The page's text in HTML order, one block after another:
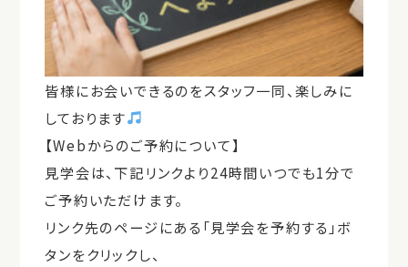
皆様にお会いできるのをスタッフ一同、楽しみに
しております
【Webからのご予約について】
見学会は、下記リンクより24時間いつでも1分で
ご予約いただけます。
リンク先のページにある「見学会を予約する」ボ
タンをクリックし、